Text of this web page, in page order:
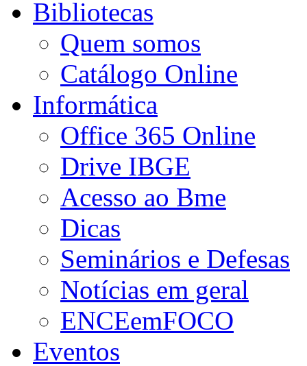
Bibliotecas
Quem somos
Catálogo Online
Informática
Office 365 Online
Drive IBGE
Acesso ao Bme
Dicas
Seminários e Defesas
Notícias em geral
ENCEemFOCO
Eventos